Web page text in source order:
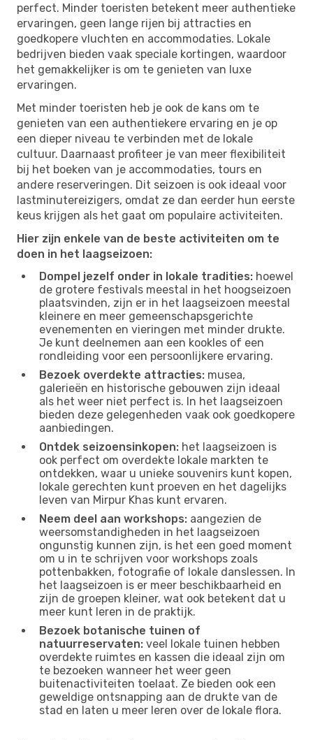
perfect. Minder toeristen betekent meer authentieke
ervaringen, geen lange rijen bij attracties en
goedkopere vluchten en accommodaties. Lokale
bedrijven bieden vaak speciale kortingen, waardoor
het gemakkelijker is om te genieten van luxe
ervaringen.
Met minder toeristen heb je ook de kans om te
genieten van een authentiekere ervaring en je op
een dieper niveau te verbinden met de lokale
cultuur. Daarnaast profiteer je van meer flexibiliteit
bij het boeken van je accommodaties, tours en
andere reserveringen. Dit seizoen is ook ideaal voor
lastminutereizigers, omdat ze dan eerder hun eerste
keus krijgen als het gaat om populaire activiteiten.
Hier zijn enkele van de beste activiteiten om te
doen in het laagseizoen:
Dompel jezelf onder in lokale tradities: hoewel
de grotere festivals meestal in het hoogseizoen
plaatsvinden, zijn er in het laagseizoen meestal
kleinere en meer gemeenschapsgerichte
evenementen en vieringen met minder drukte.
Je kunt deelnemen aan een kookles of een
rondleiding voor een persoonlijkere ervaring.
Bezoek overdekte attracties: musea,
galerieën en historische gebouwen zijn ideaal
als het weer niet perfect is. In het laagseizoen
bieden deze gelegenheden vaak ook goedkopere
aanbiedingen.
Ontdek seizoensinkopen: het laagseizoen is
ook perfect om overdekte lokale markten te
ontdekken, waar u unieke souvenirs kunt kopen,
lokale gerechten kunt proeven en het dagelijks
leven van Mirpur Khas kunt ervaren.
Neem deel aan workshops: aangezien de
weersomstandigheden in het laagseizoen
ongunstig kunnen zijn, is het een goed moment
om u in te schrijven voor workshops zoals
pottenbakken, fotografie of lokale danslessen. In
het laagseizoen is er meer beschikbaarheid en
zijn de groepen kleiner, wat ook betekent dat u
meer kunt leren in de praktijk.
Bezoek botanische tuinen of
natuurreservaten: veel lokale tuinen hebben
overdekte ruimtes en kassen die ideaal zijn om
te bezoeken wanneer het weer geen
buitenactiviteiten toelaat. Ze bieden ook een
geweldige ontsnapping aan de drukte van de
stad en laten u meer leren over de lokale flora.